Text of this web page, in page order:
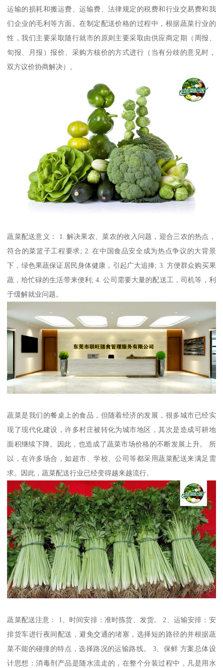
运输的损耗和搬运费、运输费、法律规定的税费和行业交易费和我
们企业的毛利等方面。在制定配送价格的过程中，根据蔬菜行业的
性，我们主要采取随行就市的原则主要采取由供应商定期（周报、
旬报、月报）报价、采购方核价的方式进行（当有分歧的意见时，
双方议价协商解决）。
蔬菜配送意义： 1. 解决果农、菜农的收入问题，迎合三农的热点，
符合的菜篮子工程要求; 2. 在中国食品安全成为热点争议的大背景
下，绿色果蔬保证居民身体健康，引起广大追捧; 3. 方便群众购买果
蔬，给忙碌的生活带来便利; 4. 公司需要大量的配送工，司机等，利
于缓解就业问题。
蔬菜是我们的餐桌上的食品，但随着经济的发展，很多城市已经实
现了现代化建设，许多村庄被转化为城市地区，其次是造成可耕地
面积继续下降。因此，也造成了蔬菜市场价格的不断发展上升。 所
以，在许多场合，如超市、学校、公司等都采用蔬菜配送来满足需
求。因此，蔬菜配送行业已经变得越来越流行。
蔬菜配送注意： 1、时间安排：准时拣货、发货。 2、运输安排：安
排货车进行夜间配送，避免交通的堵塞，选择短的路径的并根据蔬
菜不能的碰撞的特点，选择路况的运输路线。 3、保鲜 方案总体设
计思想：消毒剂产品是随水流走的，在整个分装过程中，凡是用水